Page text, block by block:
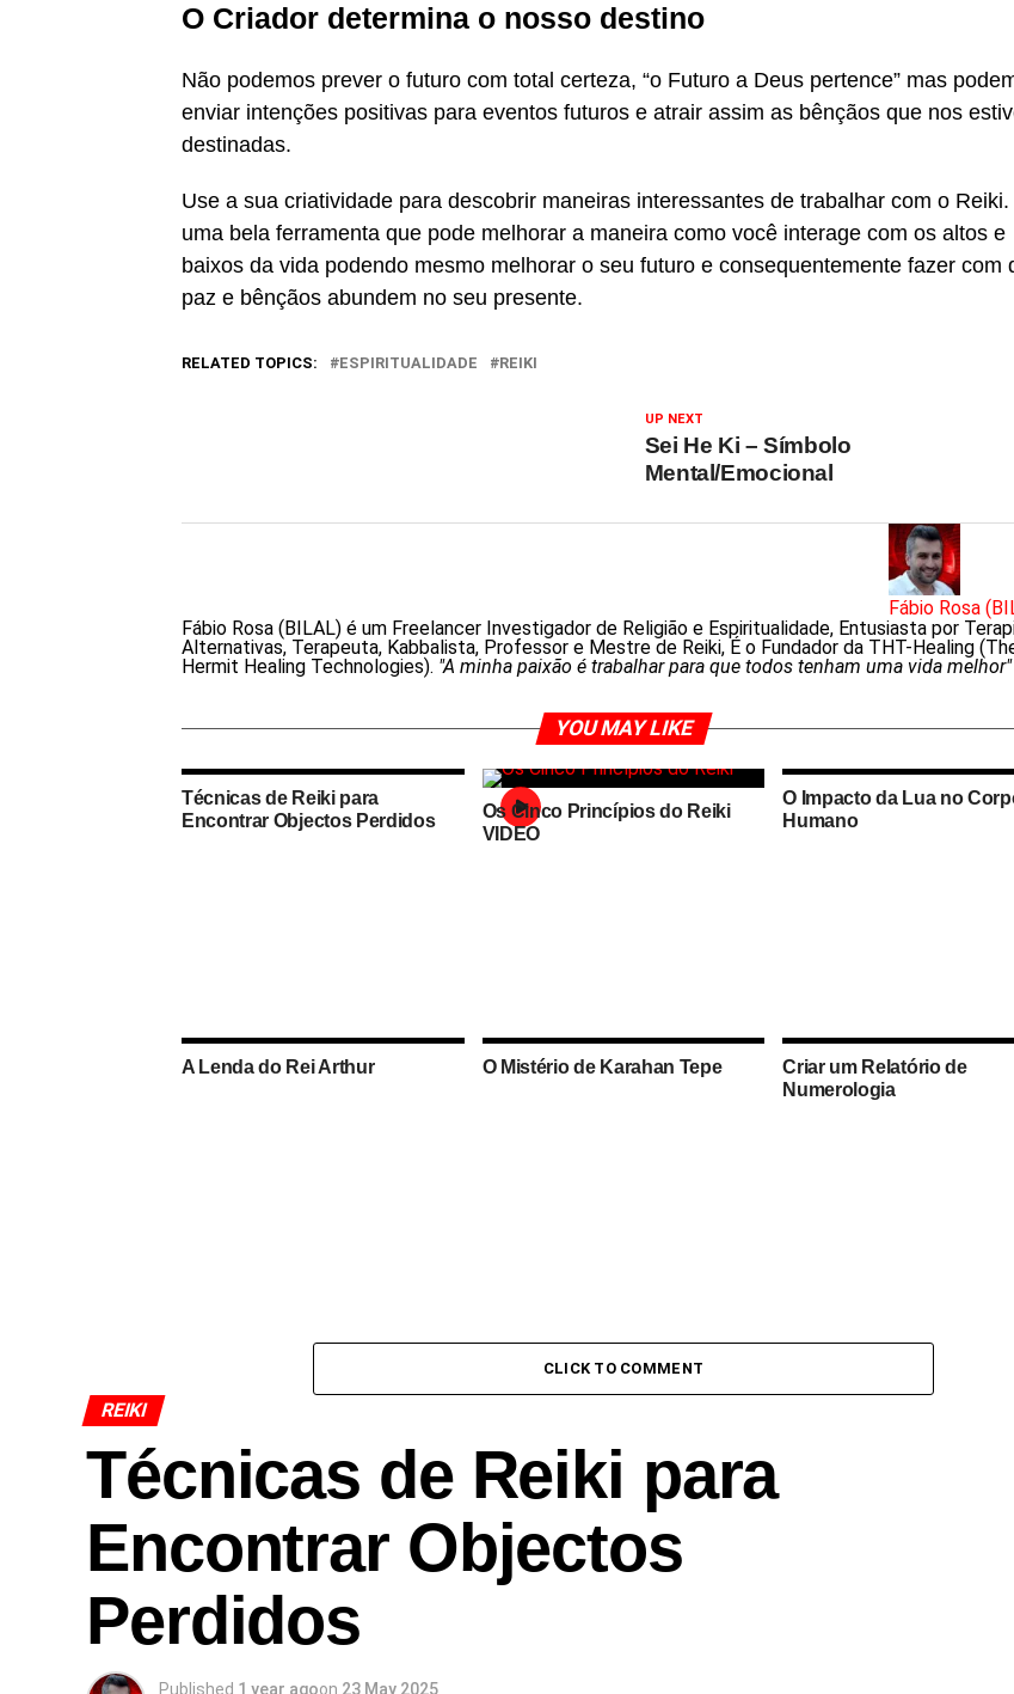
O Criador determina o nosso destino
Não podemos prever o futuro com total certeza, “o Futuro a Deus pertence” mas
enviar intenções positivas para eventos futuros e atrair assim as bênçãos que nos
destinadas.
Use a sua criatividade para descobrir maneiras interessantes de trabalhar com o Reiki.
uma bela ferramenta que pode melhorar a maneira como você interage com os altos e
baixos da vida podendo mesmo melhorar o seu futuro e consequentemente fazer com
paz e bênçãos abundem no seu presente.
RELATED TOPICS: ESPIRITUALIDADE REIKI
UP NEXT
Sei He Ki – Símbolo
Mental/Emocional
Fábio Rosa
Fábio Rosa (BILAL) é um Freelancer Investigador de Religião e Espiritualidade, Entusiasta por
Alternativas, Terapeuta, Kabbalista, Professor e Mestre de Reiki, É o Fundador da THT-Healing
Hermit Healing Technologies). "A minha paixão é trabalhar para que todos tenham uma vida melhor"
YOU MAY LIKE
Técnicas de Reiki para
Encontrar Objectos Perdidos
Os Cinco Princípios do Reiki
VIDEO
O Impacto da Lua no
Humano
A Lenda do Rei Arthur O Mistério de Karahan Tepe
Criar um Relatório de
Numerologia
CLICK TO COMMENT
REIKI
Técnicas de Reiki para
Encontrar Objectos
Perdidos
Published 1 year agoon 23 May 2025